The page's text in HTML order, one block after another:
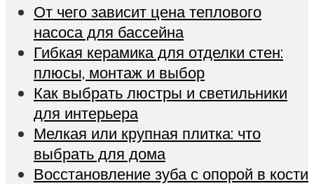
От чего зависит цена теплового
насоса для бассейна
Гибкая керамика для отделки стен:
плюсы, монтаж и выбор
Как выбрать люстры и светильники
для интерьера
Мелкая или крупная плитка: что
выбрать для дома
Восстановление зуба с опорой в кости